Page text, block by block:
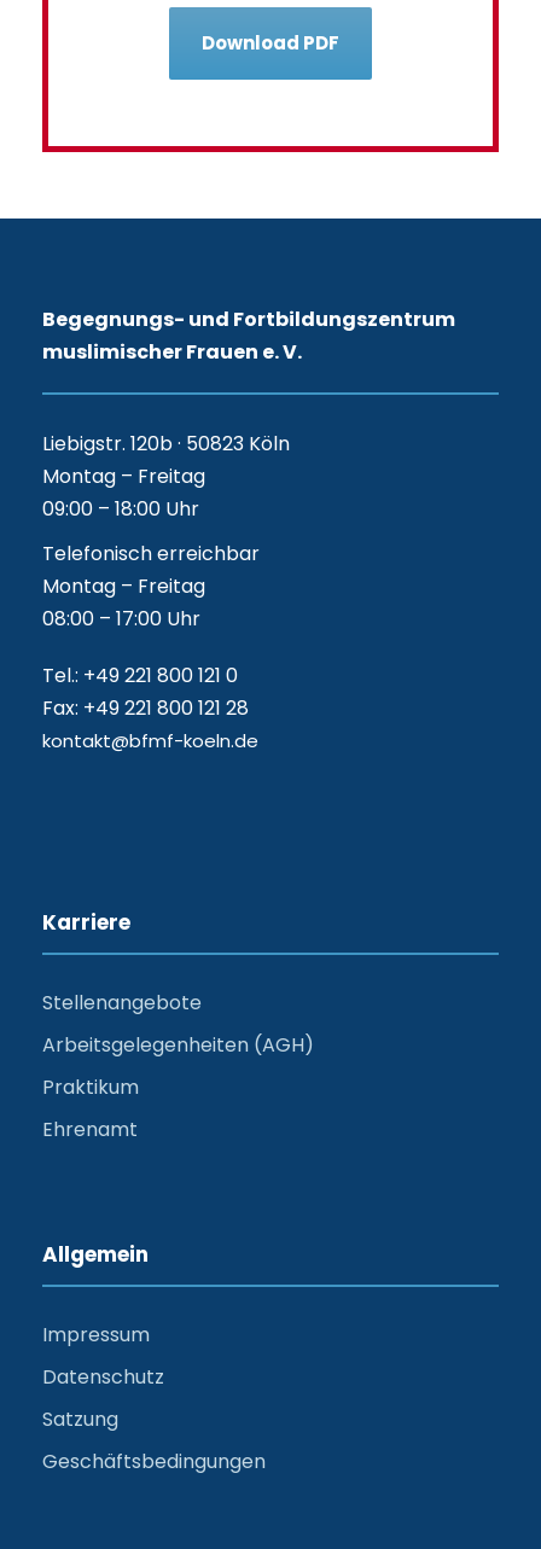
Download PDF
Begegnungs- und Fortbildungszentrum
muslimischer Frauen e. V.
Liebigstr. 120b · 50823 Köln
Montag – Freitag
09:00 – 18:00 Uhr
Telefonisch erreichbar
Montag – Freitag
08:00 – 17:00 Uhr
Tel.: +49 221 800 121 0
Fax: +49 221 800 121 28
kontakt@bfmf-koeln.de
Karriere
Stellenangebote
Arbeitsgelegenheiten (AGH)
Praktikum
Ehrenamt
Allgemein
Impressum
Datenschutz
Satzung
Geschäftsbedingungen